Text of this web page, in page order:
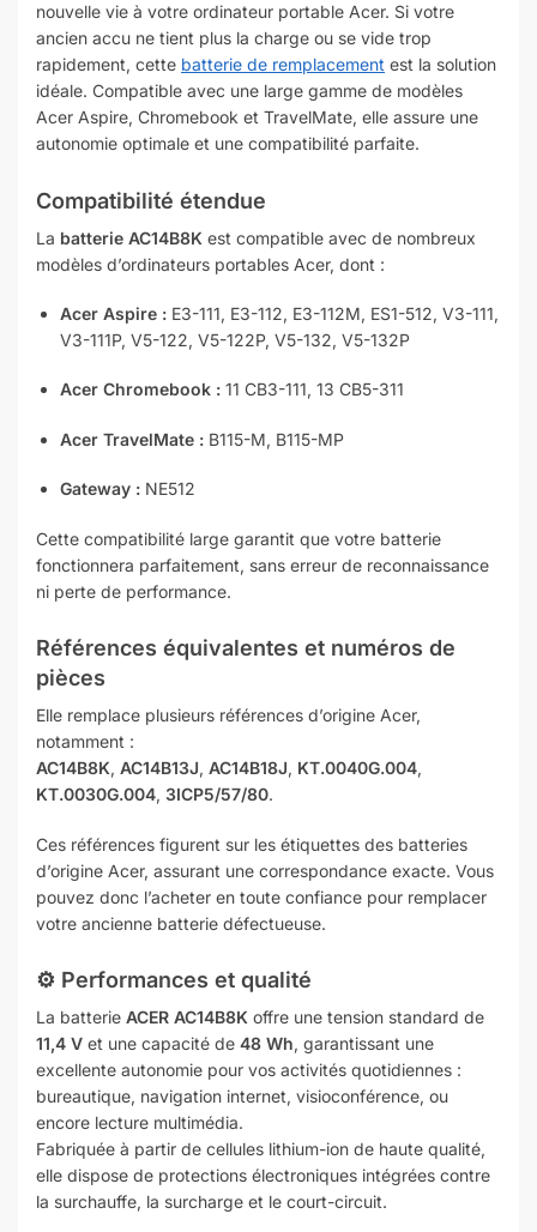
nouvelle vie à votre ordinateur portable Acer. Si votre
ancien accu ne tient plus la charge ou se vide trop
rapidement, cette batterie de remplacement est la solution
idéale. Compatible avec une large gamme de modèles
Acer Aspire, Chromebook et TravelMate, elle assure une
autonomie optimale et une compatibilité parfaite.
Compatibilité étendue
La batterie AC14B8K est compatible avec de nombreux
modèles d’ordinateurs portables Acer, dont :
Acer Aspire : E3-111, E3-112, E3-112M, ES1-512, V3-111,
V3-111P, V5-122, V5-122P, V5-132, V5-132P
Acer Chromebook : 11 CB3-111, 13 CB5-311
Acer TravelMate : B115-M, B115-MP
Gateway : NE512
Cette compatibilité large garantit que votre batterie
fonctionnera parfaitement, sans erreur de reconnaissance
ni perte de performance.
Références équivalentes et numéros de
pièces
Elle remplace plusieurs références d’origine Acer,
notamment :
AC14B8K, AC14B13J, AC14B18J, KT.0040G.004,
KT.0030G.004, 3ICP5/57/80.
Ces références figurent sur les étiquettes des batteries
d’origine Acer, assurant une correspondance exacte. Vous
pouvez donc l’acheter en toute confiance pour remplacer
votre ancienne batterie défectueuse.
⚙️ Performances et qualité
La batterie ACER AC14B8K offre une tension standard de
11,4 V et une capacité de 48 Wh, garantissant une
excellente autonomie pour vos activités quotidiennes :
bureautique, navigation internet, visioconférence, ou
encore lecture multimédia.
Fabriquée à partir de cellules lithium-ion de haute qualité,
elle dispose de protections électroniques intégrées contre
la surchauffe, la surcharge et le court-circuit.